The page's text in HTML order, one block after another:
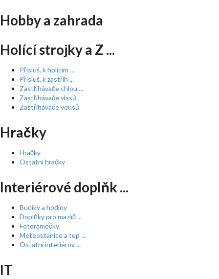
Hobby a zahrada
Holící strojky a Z ...
Přísluš. k holícím ...
Přísluš. k zastřih ...
Zastřihávače chlou ...
Zastřihávače vlasů
Zastřihávače vousů
Hračky
Hračky
Ostatní hračky
Interiérové doplňk ...
Budíky a hodiny
Doplňky pro mazlíč ...
Fotorámečky
Meteostanice a tep ...
Ostatní interiérov ...
IT